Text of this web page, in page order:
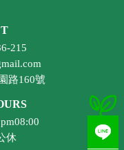
215
路160號
休